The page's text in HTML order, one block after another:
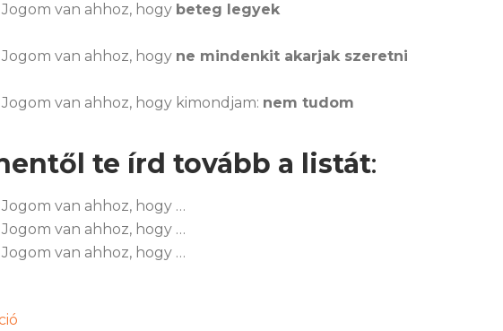
Jogom van ahhoz, hogy beteg legyek
Jogom van ahhoz, hogy ne mindenkit akarjak szeretni
Jogom van ahhoz, hogy kimondjam: nem tudom
te írd tovább a listát:
Jogom van ahhoz, hogy …
Jogom van ahhoz, hogy …
Jogom van ahhoz, hogy …